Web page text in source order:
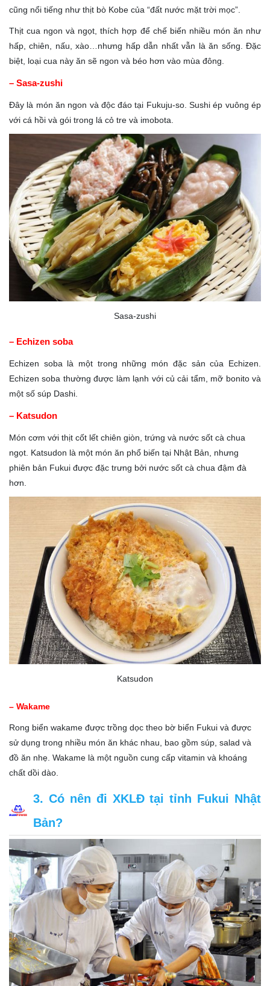
cũng nổi tiếng như thịt bò Kobe của “đất nước mặt trời mọc”.
Thịt cua ngon và ngọt, thích hợp để chế biến nhiều món ăn như
hấp, chiên, nấu, xào…nhưng hấp dẫn nhất vẫn là ăn sống. Đặc
biệt, loại cua này ăn sẽ ngon và béo hơn vào mùa đông.
– Sasa-zushi
Đây là món ăn ngon và độc đáo tại Fukuju-so. Sushi ép vuông ép
với cá hồi và gói trong lá cỏ tre và imobota.
Sasa-zushi
– Echizen soba
Echizen soba là một trong những món đặc sản của Echizen.
Echizen soba thường được làm lạnh với củ cải tẩm, mỡ bonito và
một số súp Dashi.
– Katsudon
Món cơm với thịt cốt lết chiên giòn, trứng và nước sốt cà chua
ngọt. Katsudon là một món ăn phổ biến tại Nhật Bản, nhưng
phiên bản Fukui được đặc trưng bởi nước sốt cà chua đậm đà
hơn.
Katsudon
– Wakame
Rong biển wakame được trồng dọc theo bờ biển Fukui và được
sử dụng trong nhiều món ăn khác nhau, bao gồm súp, salad và
đồ ăn nhẹ. Wakame là một nguồn cung cấp vitamin và khoáng
chất dồi dào.
3. Có nên đi XKLĐ tại tỉnh Fukui Nhật
Bản?